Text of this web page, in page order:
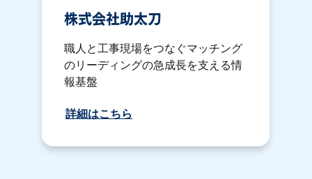
株式会社助太刀
職人と工事現場をつなぐマッチング
のリーディングの急成長を支える情
報基盤
詳細はこちら